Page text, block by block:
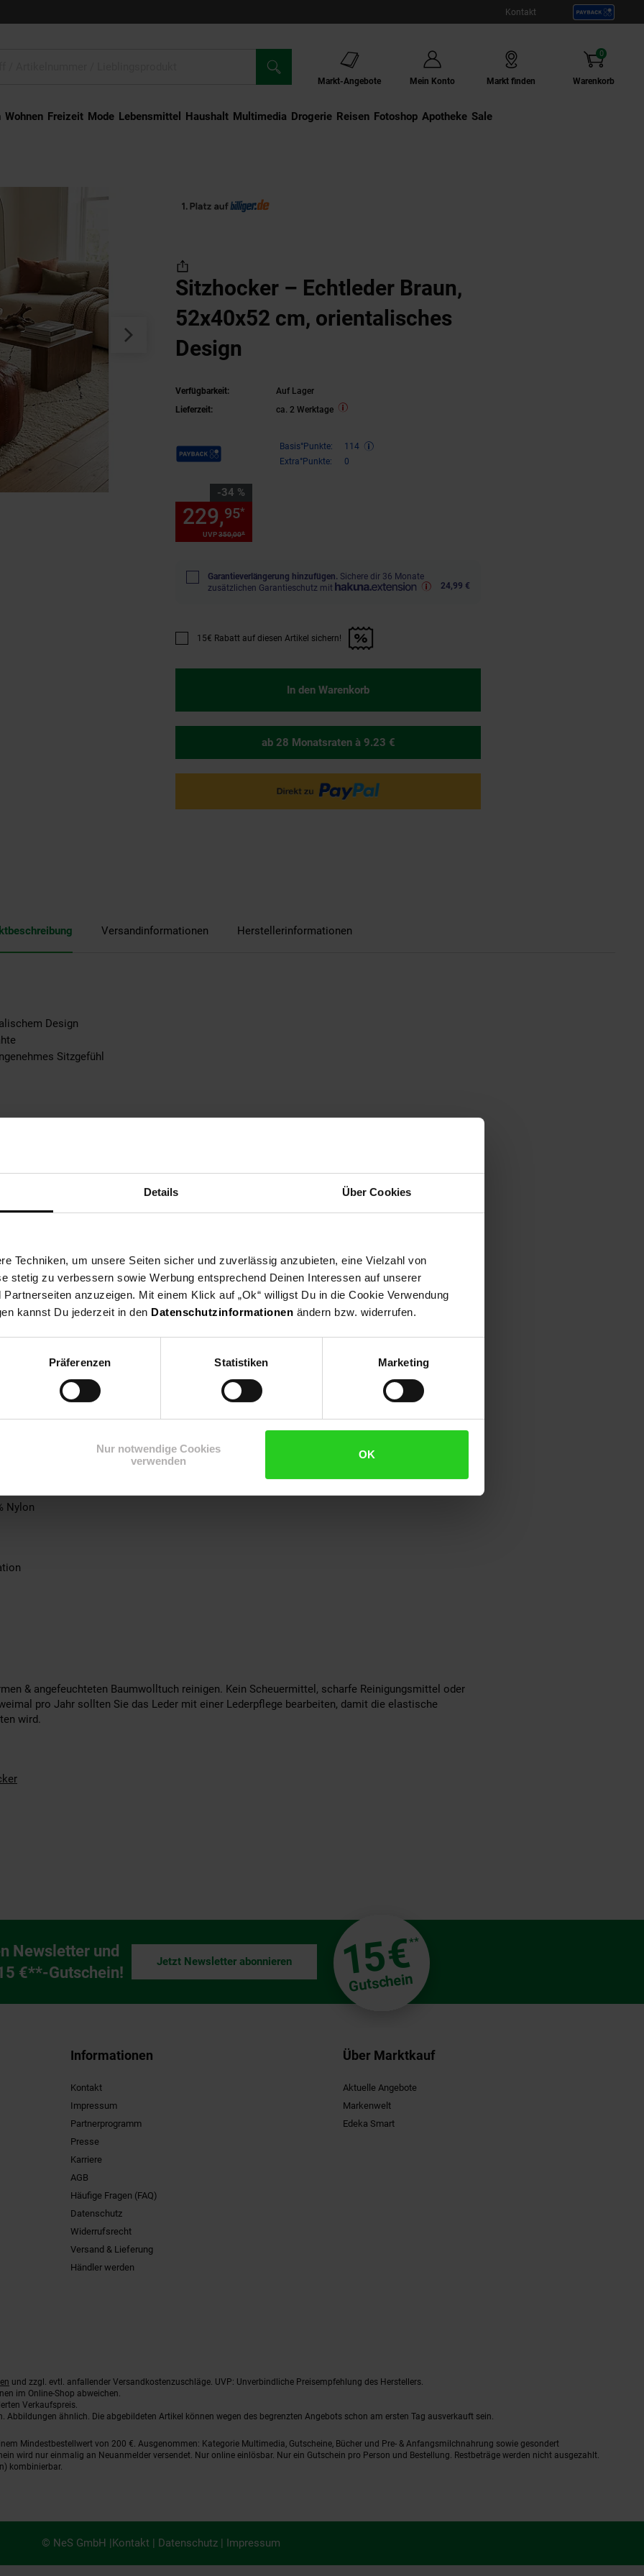
Details Über Cookies
Techniken, um unsere Seiten sicher und zuverlässig anzubieten, eine Vielzahl von
stetig zu verbessern sowie Werbung entsprechend Deinen Interessen auf unserer
anzuzeigen. Mit einem Klick auf „Ok“ willigst Du in die Cookie Verwendung
kannst Du jederzeit in den Datenschutzinformationen ändern bzw. widerrufen.
Präferenzen Statistiken Marketing
Nur notwendige Cookies
verwenden
OK
Kontakt
Markt-Angebote Mein Konto Markt finden Warenkorb
0
Artikel
Wohnen Freizeit Mode Lebensmittel Haushalt Multimedia Drogerie Externer Link:
Reisen Externer Link:
Fotoshop Externer Link:
Apotheke Sale
Sitzhocker – Echtleder Braun,
52x40x52 cm, orientalisches
Design
Verfügbarkeit:
Auf Lager
Lieferzeit:
ca. 2 Werktage
Payback Punkte Basis°Punkte:
114
Extra°Punkte:
0
-34 %
Sie Sparen 34 Prozent,
UVP350,00*
229,95*
Garantieverlängerung hinzufügen. Sichere dir 36 Monate
zusätzlichen Garantieschutz mit
24,99 €
Promotion "15€ Rabatt auf diesen Artikel sichern!" anwenden
15€ Rabatt auf diesen Artikel sichern!
In den Warenkorb
ab 28 Monatsraten à 9.23 €
Versandinformationen Herstellerinformationen
Design
Sitzgefühl
- jedes Stück ein Unikat
Echtleder für eine lange Lebensdauer
der positiven Eigenschaft des Echtleders, mit der Zeit einen angesagten Used-Look
130 kg
Nylon
& angefeuchteten Baumwolltuch reinigen. Kein Scheuermittel, scharfe Reinigungsmittel oder
pro Jahr sollten Sie das Leder mit einer Lederpflege bearbeiten, damit die elastische
wird.
Newsletter und
€**-Gutschein!
15€**
Gutschein
Jetzt Newsletter abonnieren
Informationen
Kontakt
Impressum
Partnerprogramm
Presse
Karriere
AGB
Häufige Fragen (FAQ)
Datenschutz
Widerrufsrecht
Versand & Lieferung
Händler werden
Über Marktkauf
Aktuelle Angebote
Markenwelt
Edeka Smart
und zzgl. evtl. anfallender Versandkostenzuschläge. UVP: Unverbindliche Preisempfehlung des Herstellers.
im Online-Shop abweichen.
Verkaufspreis.
ähnlich. Die abgebildeten Artikel können wegen des begrenzten Angebots schon am ersten Tag ausverkauft sein.
Mindestbestellwert von 200 €. Ausgenommen: Kategorie Multimedia, Gutscheine, Bücher und Pre- & Anfangsmilchnahrung sowie gesondert
wird nur einmalig an Neuanmelder versendet. Nur online einlösbar. Nur ein Gutschein pro Person und Bestellung. Restbeträge werden nicht ausgezahlt.
kombinierbar.
© NeS GmbH |Kontakt | Datenschutz | Impressum